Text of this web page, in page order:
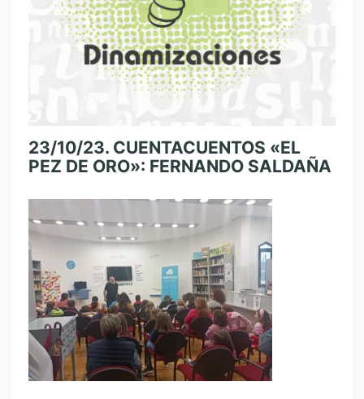
23/10/23. CUENTACUENTOS «EL
PEZ DE ORO»: FERNANDO SALDAÑA